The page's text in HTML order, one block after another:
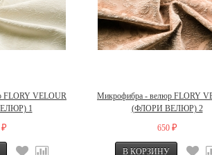
FLORY VELOUR
1
₽
Микрофибра - велюр FLORY
(ФЛОРИ ВЕЛЮР) 2
650 ₽